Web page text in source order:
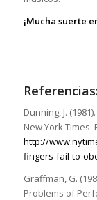
¡Mucha suerte
Referencias:
Dunning, J. (1981).
New York Times.
http://
fingers-fail-to-
Graffman, G.
Problems of